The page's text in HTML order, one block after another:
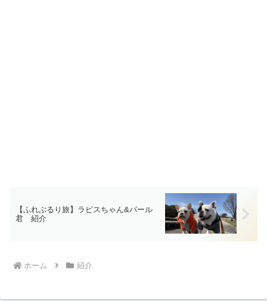
【ふれぶるり旅】ラピスちゃん&パール
君 紹介
ホーム 紹介